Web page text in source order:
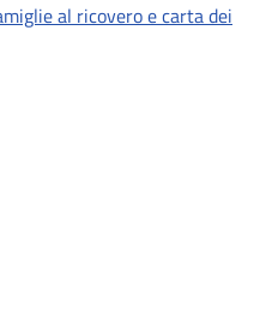
al ricovero e carta dei